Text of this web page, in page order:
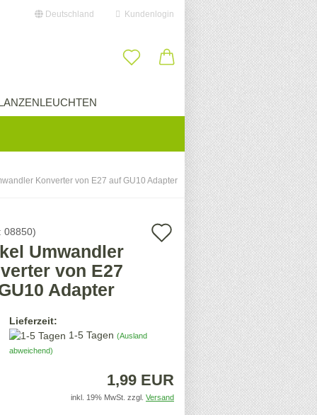
Deutschland Kundenlogin
vergessen?
Konverter von E27 auf GU10 Adapter
08850)
Auf
den
Merkzettel
Umwandler
von E27
Adapter
Lieferzeit:
1-5 Tagen (Ausland
abweichend)
1,99 EUR
inkl. 19% MwSt. zzgl. Versand